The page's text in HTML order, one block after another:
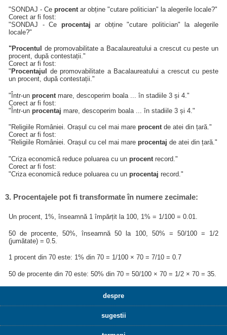
"SONDAJ - Ceprocent ar obține "cutare politician" la alegerile locale?"
Corect ar fi fost:
"SONDAJ - Ce procentaj ar obține "cutare politician" la alegerile
locale?"
"Procentul
de promovabilitate a Bacalaureatului a crescut cu peste un
procent, după contestații."
Corect ar fi fost:
" Procentajul
de promovabilitate a Bacalaureatului a crescut cu peste
un procent, după contestații."
"Într-unprocent mare, descoperim boala ... în stadiile 3 și 4."
Corect ar fi fost:
"Într-unprocentaj mare, descoperim boala ... în stadiile 3 și 4."
"Religiile României. Orașul cu cel mai mareprocentde atei din țară."
Corect ar fi fost:
"Religiile României. Orașul cu cel mai mareprocentaj de atei din țară."
"Criza economică reduce poluarea cu unprocentrecord."
Corect ar fi fost:
"Criza economică reduce poluarea cu unprocentaj record."
3. Procentajele pot fi transformate în numere zecimale:
Un procent, 1%, înseamnă 1 împărțit la 100, 1% = 1/100 = 0.01.
50 de procente, 50%, înseamnă 50 la 100, 50% = 50/100 = 1/2
(jumătate) = 0.5.
1 procent din 70 este: 1% din 70 = 1/100 × 70 = 7/10 = 0.7
50 de procente din 70 este: 50% din 70 = 50/100 × 70 = 1/2 × 70 = 35.
despre
sugestii